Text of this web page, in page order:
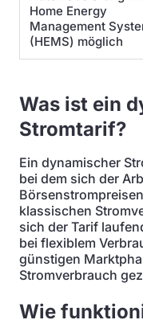
Home Energy
Management
(HEMS) möglich
Was ist ein
Stromtarif?
Ein dynamischer
bei dem sich der
klassischen
sich der Tarif
bei flexiblem
günstigen
Stromverbrauch
Wie